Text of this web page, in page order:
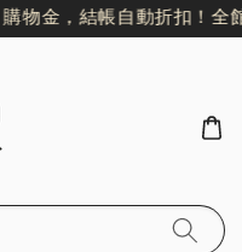
物金，結帳自動折扣！全